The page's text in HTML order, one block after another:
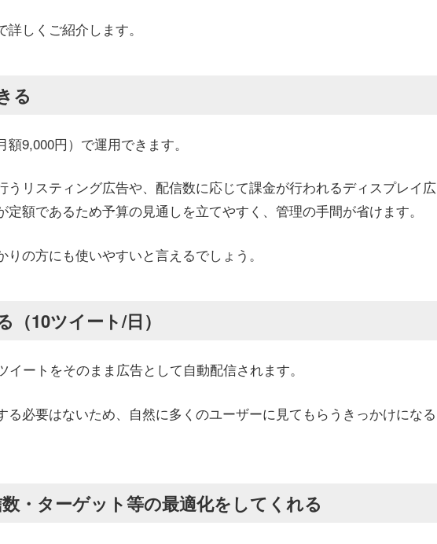
しくご紹介します。
る
9,000円）で運用できます。
う リスティング広告や、配信数に応じて課金が行われるディスプレイ広
額であるため予算の見通しを立てやすく、管理の手間が省けます。
の方にも使いやすいと言えるでしょう。
（10ツイート/日）
ートをそのまま広告として自動配信されます。
る必要はないため、自然に多くのユーザーに見てもらうきっかけになる
・ターゲット等の最適化をしてくれる